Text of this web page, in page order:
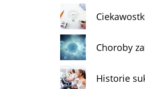
Choroby
Historie